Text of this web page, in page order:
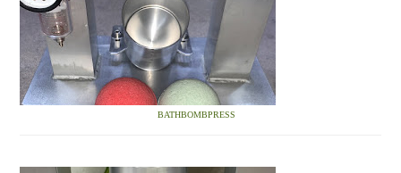
BATHBOMBPRESS